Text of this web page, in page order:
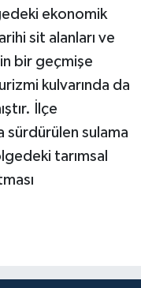
ekonomik
sit alanları ve
bir geçmişe
kulvarında da
İlçe
sulama
tarımsal